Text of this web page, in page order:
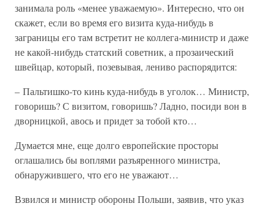
занимала роль «менее уважаемую». Интересно, что он
скажет, если во время его визита куда-нибудь в
заграницы его там встретит не коллега-министр и даже
не какой-нибудь статский советник, а прозаический
швейцар, который, позевывая, лениво распорядится:
– Пальтишко-то кинь куда-нибудь в уголок… Министр,
говоришь? С визитом, говоришь? Ладно, посиди вон в
дворницкой, авось и придет за тобой кто…
Думается мне, еще долго европейские просторы
оглашались бы воплями разъяренного министра,
обнаружившего, что его не уважают…
Взвился и министр обороны Польши, заявив, что указ